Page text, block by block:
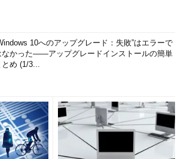
10へのアップグレード：失敗”はエラーで
なかった――アップグレードインストールの簡単
とめ (1/3...